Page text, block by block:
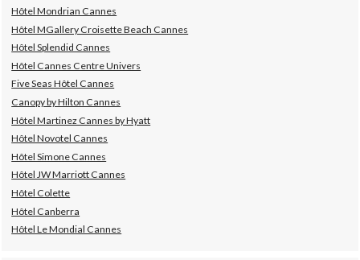
Hôtel Mondrian Cannes
Hôtel MGallery Croisette Beach Cannes
Hôtel Splendid Cannes
Hôtel Cannes Centre Univers
Five Seas Hôtel Cannes
Canopy by Hilton Cannes
Hôtel Martinez Cannes by Hyatt
Hôtel Novotel Cannes
Hôtel Simone Cannes
Hôtel JW Marriott Cannes
Hôtel Colette
Hôtel Canberra
Hôtel Le Mondial Cannes